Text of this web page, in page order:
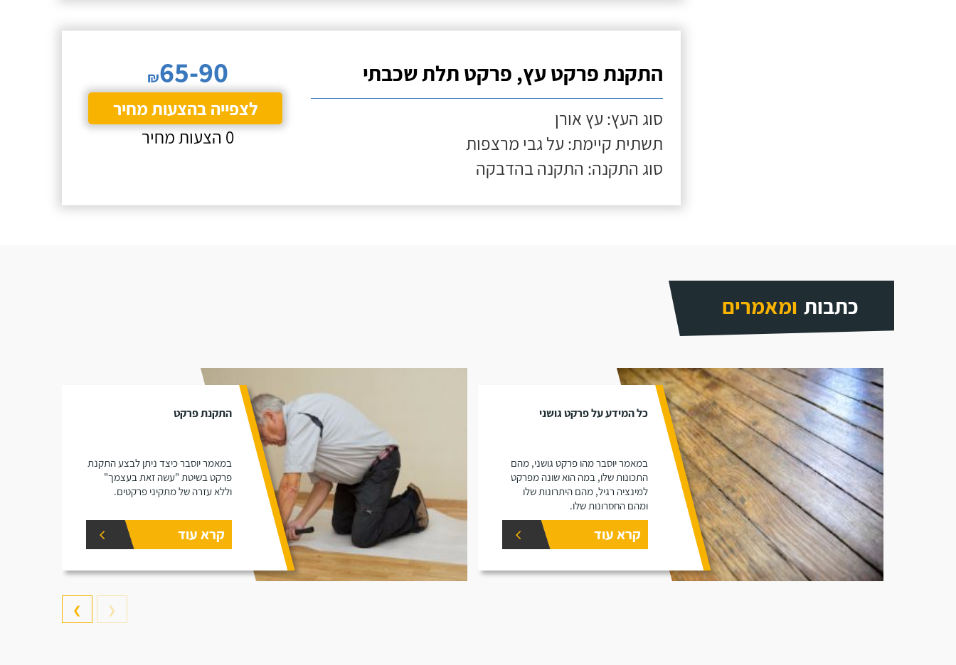
התקנת פרקט עץ, פרקט תלת שכבתי
סוג העץ: עץ אורן
תשתית קיימת: על גבי מרצפות
סוג התקנה: התקנה בהדבקה
₪65-90
לצפייה בהצעות מחיר
0 הצעות מחיר
כתבות ומאמרים
כל המידע על פרקט גושני
במאמר יוסבר מהו פרקט גושני, מהם
התכונות שלו, במה הוא שונה מפרקט
למינציה רגיל, מהם היתרונות שלו
ומהם החסרונות שלו.
קרא עוד
התקנת פרקט
במאמר יוסבר כיצד ניתן לבצע התקנת
פרקט בשיטת "עשה זאת בעצמך"
וללא עזרה של מתקיני פרקטים.
קרא עוד
❮
❯